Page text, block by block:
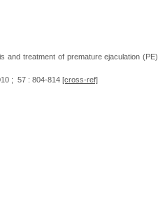
and treatment of premature ejaculation (PE)
; 57 : 804-814 [cross-ref]